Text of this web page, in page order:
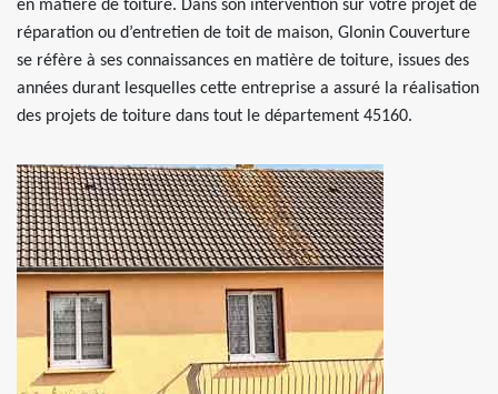
en matière de toiture. Dans son intervention sur votre projet de
réparation ou d’entretien de toit de maison, Glonin Couverture
se réfère à ses connaissances en matière de toiture, issues des
années durant lesquelles cette entreprise a assuré la réalisation
des projets de toiture dans tout le département 45160.